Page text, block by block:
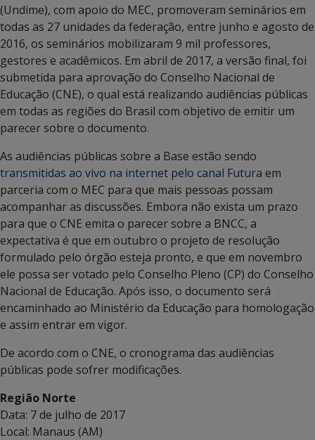
(Undime), com apoio do MEC, promoveram seminários em
todas as 27 unidades da federação, entre junho e agosto de
2016, os seminários mobilizaram 9 mil professores,
gestores e acadêmicos. Em abril de 2017, a versão final, foi
submetida para aprovação do Conselho Nacional de
Educação (CNE), o qual está realizando audiências públicas
em todas as regiões do Brasil com objetivo de emitir um
parecer sobre o documento.
As audiências públicas sobre a Base estão sendo
transmitidas ao vivo na internet pelo canal Futura em
parceria com o MEC para que mais pessoas possam
acompanhar as discussões. Embora não exista um prazo
para que o CNE emita o parecer sobre a BNCC, a
expectativa é que em outubro o projeto de resolução
formulado pelo órgão esteja pronto, e que em novembro
ele possa ser votado pelo Conselho Pleno (CP) do Conselho
Nacional de Educação. Após isso, o documento será
encaminhado ao Ministério da Educação para homologação
e assim entrar em vigor.
De acordo com o CNE, o cronograma das audiências
públicas pode sofrer modificações.
Região Norte
Data: 7 de julho de 2017
Local: Manaus (AM)